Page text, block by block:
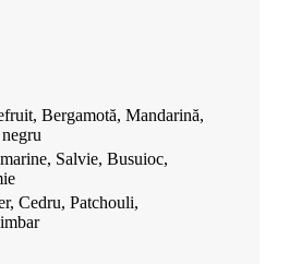
lei.
Bergamotă, Mandarină,
Salvie, Busuioc,
Cedru, Patchouli,